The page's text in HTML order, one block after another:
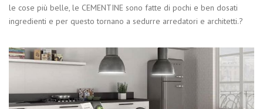
le cose più belle, le CEMENTINE sono fatte di pochi e ben dosati
ingredienti e per questo tornano a sedurre arredatori e architetti.?